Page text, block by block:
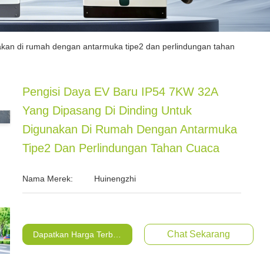
di rumah dengan antarmuka tipe2 dan perlindungan tahan
Pengisi Daya EV Baru IP54 7KW 32A
Yang Dipasang Di Dinding Untuk
Digunakan Di Rumah Dengan Antarmuka
Tipe2 Dan Perlindungan Tahan Cuaca
Nama Merek: Huinengzhi
Dapatkan Harga Terbaik Chat Sekarang